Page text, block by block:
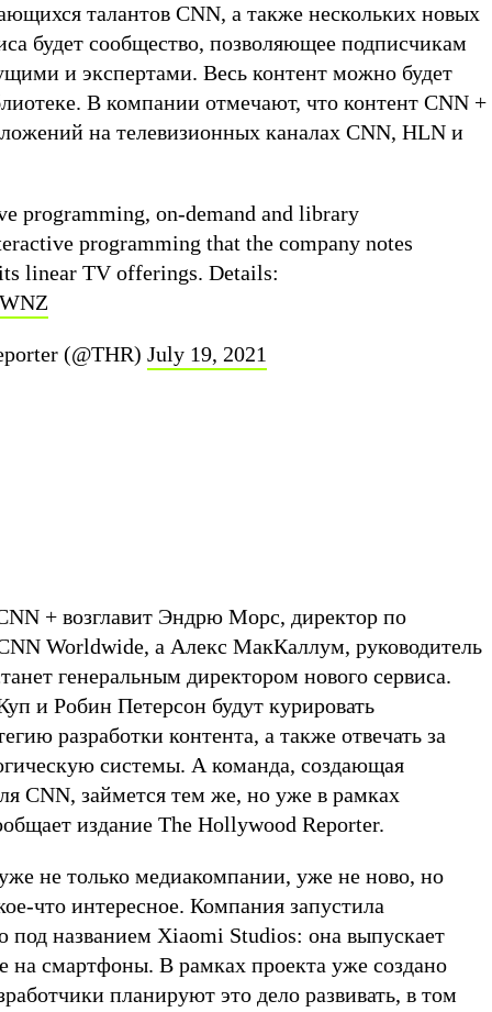
талантов CNN, а также нескольких новых
будет сообщество, позволяющее подписчикам
и экспертами. Весь контент можно будет
В компании отмечают, что контент CNN +
на телевизионных каналах CNN, HLN и
programming, on-demand and library
programming that the company notes
linear TV offerings. Details:
(@THR) July 19, 2021
+ возглавит Эндрю Морс, директор по
Worldwide, а Алекс МакКаллум, руководитель
генеральным директором нового сервиса.
и Робин Петерсон будут курировать
разработки контента, а также отвечать за
системы. А команда, создающая
CNN, займется тем же, но уже в рамках
издание The Hollywood Reporter.
не только медиакомпании, уже не ново, но
что интересное. Компания запустила
под названием Xiaomi Studios: она выпускает
на смартфоны. В рамках проекта уже создано
планируют это дело развивать, в том